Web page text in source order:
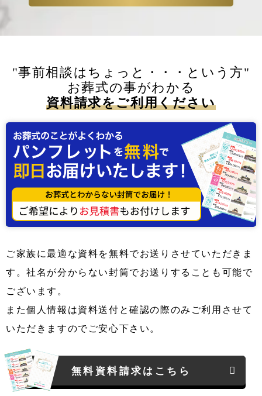
"事前相談はちょっと・・・という方"
お葬式の事がわかる
資料請求をご利用ください
ご家族に最適な資料を無料でお送りさせていただきま
す。社名が分からない封筒でお送りすることも可能で
ございます。
また個人情報は資料送付と確認の際のみご利用させて
いただきますのでご安心下さい。
無料資料請求はこちら